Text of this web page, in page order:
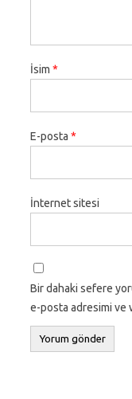
İsim *
E-posta *
İnternet sitesi
Bir dahaki sefere
e-posta adresimi ve